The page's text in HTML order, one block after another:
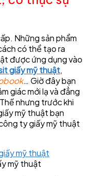
Những sản phẩm
có thể tạo ra
được ứng dụng vào
giấy mỹ thuật,
… Giờ đây bạn
giác mới lạ và đẳng
nhưng trước khi
mỹ thuật bạn
ty giấy mỹ thuật
mỹ thuật